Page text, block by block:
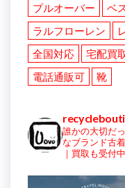
プルオーバー
ベ
ラルフローレン
全国対応
宅配買
電話通販可
靴
誰かの大切だ
なブランド古
｜買取も受付中